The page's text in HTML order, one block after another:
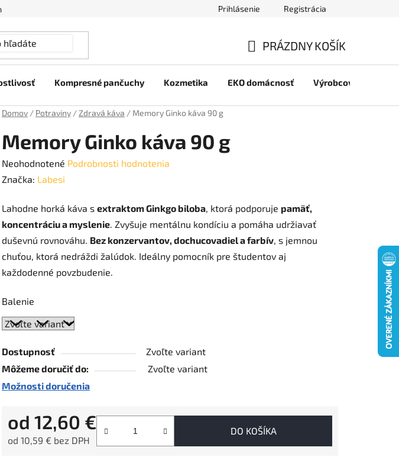
Prihlásenie Registrácia
KOŠÍK
PRÁZDNY KOŠÍK
Kompresné pančuchy Kozmetika EKO domácnosť Výrobcovia
Domov / Potraviny / Zdravá káva / Memory Ginko káva 90 g
Memory Ginko káva 90 g
Priemerné
hodnotenie
je
0,0
z
5
hviezdičiek.
Neohodnotené Podrobnosti hodnotenia
Značka: Labesi
Lahodne horká káva s extraktom Ginkgo biloba, ktorá podporuje pamäť,
koncentráciu a myslenie. Zvyšuje mentálnu kondíciu a pomáha udržiavať
duševnú rovnováhu. Bez konzervantov, dochucovadiel a farbív, s jemnou
chuťou, ktorá nedráždi žalúdok. Ideálny pomocník pre študentov aj
každodenné povzbudenie.
Balenie
Dostupnosť
Zvoľte variant
Môžeme doručiť do:
Zvoľte variant
Možnosti doručenia
od 12,60 €
od 10,59 € bez DPH
DO KOŠÍKA